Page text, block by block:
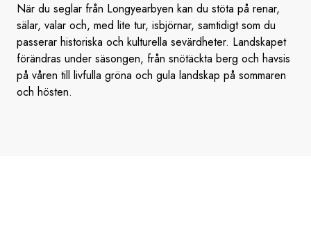
När du seglar från Longyearbyen kan du stöta på renar,
sälar, valar och, med lite tur, isbjörnar, samtidigt som du
passerar historiska och kulturella sevärdheter. Landskapet
förändras under säsongen, från snötäckta berg och havsis
på våren till livfulla gröna och gula landskap på sommaren
och hösten.